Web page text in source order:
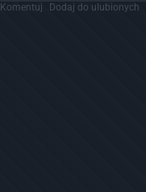
Komentuj Dodaj do ulubionych